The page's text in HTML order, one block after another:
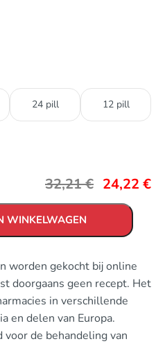
24 pill 12 pill
32,21€ 24,22 €
WINKELWAGEN
worden gekocht bij online
doorgaans geen recept. Het
in verschillende
en delen van Europa.
de behandeling van